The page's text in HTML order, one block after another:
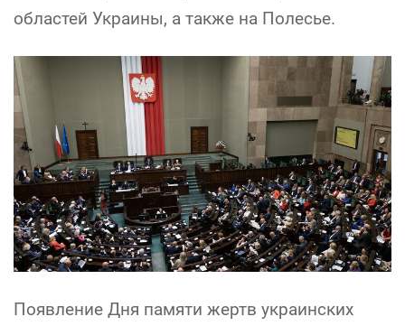
областей Украины, а также на Полесье.
Появление Дня памяти жертв украинских